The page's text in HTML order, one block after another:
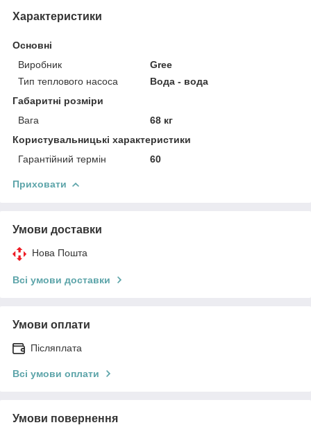
Характеристики
Основні
Виробник
Gree
Тип теплового насоса
Вода - вода
Габаритні розміри
Вага
68 кг
Користувальницькі характеристики
Гарантійний термін
60
Приховати
Умови доставки
Нова Пошта
Всі умови доставки
Умови оплати
Післяплата
Всі умови оплати
Умови повернення